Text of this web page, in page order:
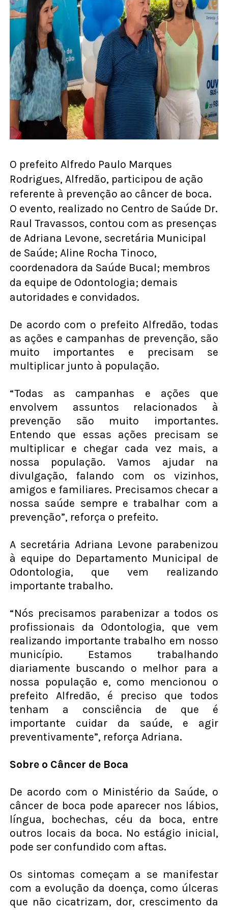
O prefeito Alfredo Paulo Marques
Rodrigues, Alfredão, participou de ação
referente à prevenção ao câncer de boca.
O evento, realizado no Centro de Saúde Dr.
Raul Travassos, contou com as presenças
de Adriana Levone, secretária Municipal
de Saúde; Aline Rocha Tinoco,
coordenadora da Saúde Bucal; membros
da equipe de Odontologia; demais
autoridades e convidados.
De acordo com o prefeito Alfredão, todas
as ações e campanhas de prevenção, são
muito importantes e precisam se
multiplicar junto à população.
“Todas as campanhas e ações que
envolvem assuntos relacionados à
prevenção são muito importantes.
Entendo que essas ações precisam se
multiplicar e chegar cada vez mais, a
nossa população. Vamos ajudar na
divulgação, falando com os vizinhos,
amigos e familiares. Precisamos checar a
nossa saúde sempre e trabalhar com a
prevenção”, reforça o prefeito.
A secretária Adriana Levone parabenizou
à equipe do Departamento Municipal de
Odontologia, que vem realizando
importante trabalho.
“Nós precisamos parabenizar a todos os
profissionais da Odontologia, que vem
realizando importante trabalho em nosso
município. Estamos trabalhando
diariamente buscando o melhor para a
nossa população e, como mencionou o
prefeito Alfredão, é preciso que todos
tenham a consciência de que é
importante cuidar da saúde, e agir
preventivamente”, reforça Adriana.
Sobre o Câncer de Boca
De acordo com o Ministério da Saúde, o
câncer de boca pode aparecer nos lábios,
língua, bochechas, céu da boca, entre
outros locais da boca. No estágio inicial,
pode ser confundido com aftas.
Os sintomas começam a se manifestar
com a evolução da doença, como úlceras
que não cicatrizam, dor, crescimento da